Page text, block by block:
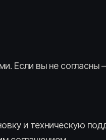
Если вы не согласны
и техническую